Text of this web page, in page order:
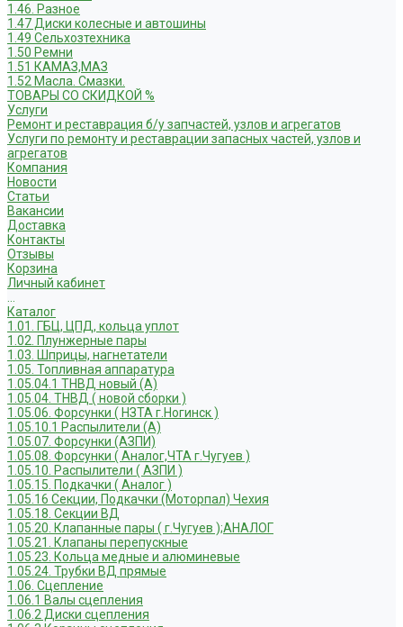
1.46. Разное
1.47 Диски колесные и автошины
1.49 Сельхозтехника
1.50 Ремни
1.51 КАМАЗ,МАЗ
1.52 Масла. Смазки.
ТОВАРЫ СО СКИДКОЙ %
Услуги
Ремонт и реставрация б/у запчастей, узлов и агрегатов
Услуги по ремонту и реставрации запасных частей, узлов и
агрегатов
Компания
Новости
Статьи
Вакансии
Доставка
Контакты
Отзывы
Корзина
Личный кабинет
Каталог
1.01. ГБЦ, ЦПД, кольца уплот
1.02. Плунжерные пары
1.03. Шприцы, нагнетатели
1.05. Топливная аппаратура
1.05.04.1 ТНВД новый (А)
1.05.04. ТНВД ( новой сборки )
1.05.06. Форсунки ( НЗТА г.Ногинск )
1.05.10.1 Распылители (А)
1.05.07. Форсунки (АЗПИ)
1.05.08. Форсунки ( Аналог,ЧТА г.Чугуев )
1.05.10. Распылители ( АЗПИ )
1.05.15. Подкачки ( Аналог )
1.05.16 Секции, Подкачки (Моторпал) Чехия
1.05.18. Секции ВД
1.05.20. Клапанные пары ( г.Чугуев );АНАЛОГ
1.05.21. Клапаны перепускные
1.05.23. Кольца медные и алюминевые
1.05.24. Трубки ВД прямые
1.06. Сцепление
1.06.1 Валы сцепления
1.06.2 Диски сцепления